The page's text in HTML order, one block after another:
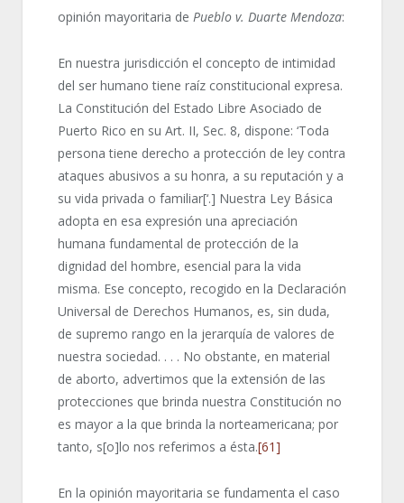
opinión mayoritaria de Pueblo v. Duarte Mendoza:
En nuestra jurisdicción el concepto de intimidad
del ser humano tiene raíz constitucional expresa.
La Constitución del Estado Libre Asociado de
Puerto Rico en su Art. II, Sec. 8, dispone: ‘Toda
persona tiene derecho a protección de ley contra
ataques abusivos a su honra, a su reputación y a
su vida privada o familiar[‘.] Nuestra Ley Básica
adopta en esa expresión una apreciación
humana fundamental de protección de la
dignidad del hombre, esencial para la vida
misma. Ese concepto, recogido en la Declaración
Universal de Derechos Humanos, es, sin duda,
de supremo rango en la jerarquía de valores de
nuestra sociedad. . . . No obstante, en material
de aborto, advertimos que la extensión de las
protecciones que brinda nuestra Constitución no
es mayor a la que brinda la norteamericana; por
tanto, s[o]lo nos referimos a ésta.[61]
En la opinión mayoritaria se fundamenta el caso